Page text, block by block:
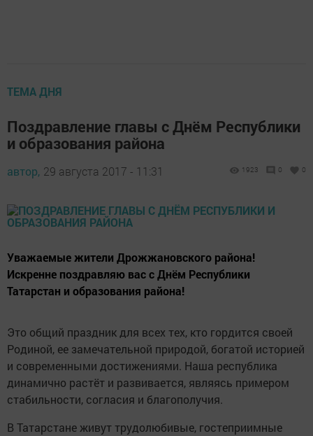
ТЕМА ДНЯ
Поздравление главы с Днём Республики
и образования района
автор, 29 августа 2017 - 11:31 1923 0 0
Уважаемые жители Дрожжановского района!
Искренне поздравляю вас с Днём Республики
Татарстан и образования района!
Это общий праздник для всех тех, кто гордится своей
Родиной, ее замечательной природой, богатой историей
и современными достижениями. Наша республика
динамично растёт и развивается, являясь примером
стабильности, согласия и благополучия.
В Татарстане живут трудолюбивые, гостеприимные